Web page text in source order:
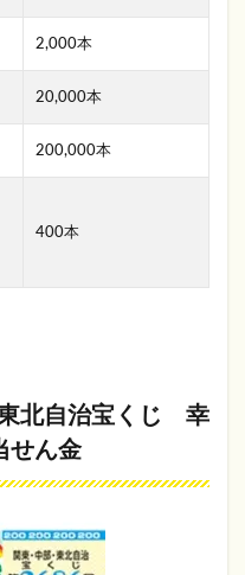
2,000本
20,000本
200,000本
400本
北自治宝くじ 幸
せん金